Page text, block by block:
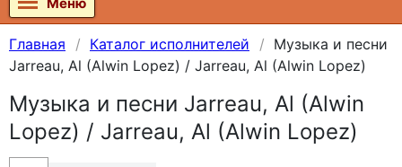
Главная Каталог исполнителей
Музыка и песни
Jarreau, Al (Alwin Lopez) / Jarreau, Al (Alwin Lopez)
Музыка и песни Jarreau, Al (Alwin
Lopez) / Jarreau, Al (Alwin Lopez)